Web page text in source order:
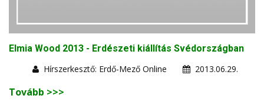
Elmia Wood 2013 - Erdészeti kiállítás Svédországban
Hírszerkesztő: Erdő-Mező Online
2013.06.29.
Tovább >>>